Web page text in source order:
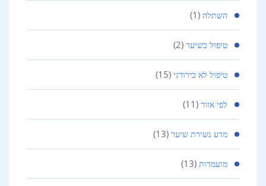
השתלה (1)
טיפול בשיער (2)
טיפול לא כירורגי (15)
לפי אזור (11)
מדע נשירת שיער (13)
מועמדות (13)